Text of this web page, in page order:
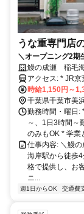
うな重専門店
＼オープニング2
ト・ブランクある
働きやすさ◎
鰻の成瀬 稲毛
アクセ
時給1,150円～
千葉県千葉市美
勤務時間・曜日:
～、1日3時間～
のみもOK * 学業
仕事内容: ＼鰻
海岸駅から徒歩
格で提供し、お
ニ...
週1日からOK 交通費